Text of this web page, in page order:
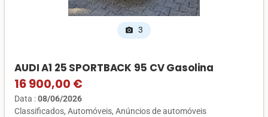
photo_camera 3
AUDI A1 25 SPORTBACK 95 CV Gasolina
16 900,00 €
Data :08/06/2026
Classificados Automóveis Anúncios de automóveis